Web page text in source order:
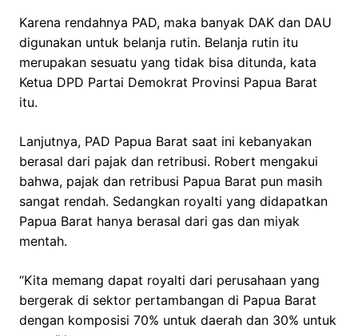
Karena rendahnya PAD, maka banyak DAK dan DAU
digunakan untuk belanja rutin. Belanja rutin itu
merupakan sesuatu yang tidak bisa ditunda, kata
Ketua DPD Partai Demokrat Provinsi Papua Barat
itu.
Lanjutnya, PAD Papua Barat saat ini kebanyakan
berasal dari pajak dan retribusi. Robert mengakui
bahwa, pajak dan retribusi Papua Barat pun masih
sangat rendah. Sedangkan royalti yang didapatkan
Papua Barat hanya berasal dari gas dan miyak
mentah.
“Kita memang dapat royalti dari perusahaan yang
bergerak di sektor pertambangan di Papua Barat
dengan komposisi 70% untuk daerah dan 30% untuk